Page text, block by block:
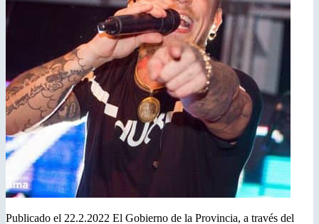
Publicado el 22.2.2022 El Gobierno de la Provincia, a través del